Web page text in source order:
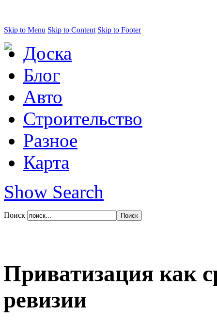
Skip to Menu Skip to Content Skip to Footer
Доска
Блог
Авто
Строительство
Разное
Карта
Show Search
Поиск
Приватизация как
ревизии